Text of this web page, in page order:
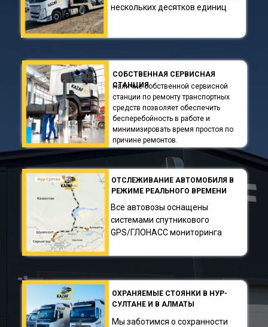
нескольких десятков единиц
СОБСТВЕННАЯ СЕРВИСНАЯ
СТАНЦИЯ
Наличие собственной сервисной
станции по ремонту транспортных
средств позволяет обеспечить
бесперебойность в работе и
минимизировать время простоя по
причине ремонтов.
ОТСЛЕЖИВАНИЕ АВТОМОБИЛЯ В
РЕЖИМЕ РЕАЛЬНОГО ВРЕМЕНИ
Все автовозы оснащены
системами спутникового
GPS/ГЛОНАСС мониторинга
ОХРАНЯЕМЫЕ СТОЯНКИ В НУР-
СУЛТАНЕ И В АЛМАТЫ
Мы заботимся о сохранности